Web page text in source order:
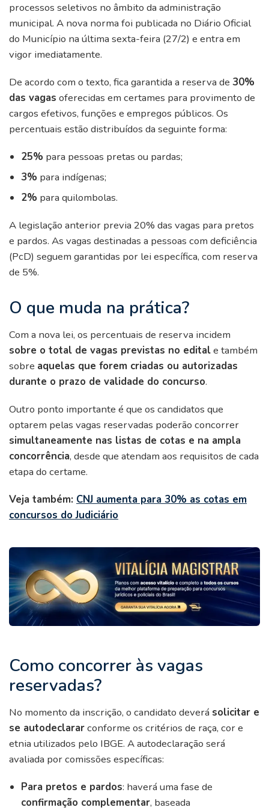
processos seletivos no âmbito da administração
municipal. A nova norma foi publicada no Diário Oficial
do Município na última sexta-feira (27/2) e entra em
vigor imediatamente.
De acordo com o texto, fica garantida a reserva de 30%
das vagas oferecidas em certames para provimento de
cargos efetivos, funções e empregos públicos. Os
percentuais estão distribuídos da seguinte forma:
25% para pessoas pretas ou pardas;
3% para indígenas;
2% para quilombolas.
A legislação anterior previa 20% das vagas para pretos
e pardos. As vagas destinadas a pessoas com deficiência
(PcD) seguem garantidas por lei específica, com reserva
de 5%.
O que muda na prática?
Com a nova lei, os percentuais de reserva incidem
sobre o total de vagas previstas no editale também
sobre aquelas que forem criadas ou autorizadas
durante o prazo de validade do concurso.
Outro ponto importante é que os candidatos que
optarem pelas vagas reservadas poderão concorrer
simultaneamente nas listas de cotas e na ampla
concorrência, desde que atendam aos requisitos de cada
etapa do certame.
Veja também: CNJ aumenta para 30% as cotas em
concursos do Judiciário
Como concorrer às vagas
reservadas?
No momento da inscrição, o candidato deverá solicitar e
se autodeclararconforme os critérios de raça, cor e
etnia utilizados pelo IBGE. A autodeclaração será
avaliada por comissões específicas:
Para pretos e pardos: haverá uma fase de
confirmação complementar, baseada